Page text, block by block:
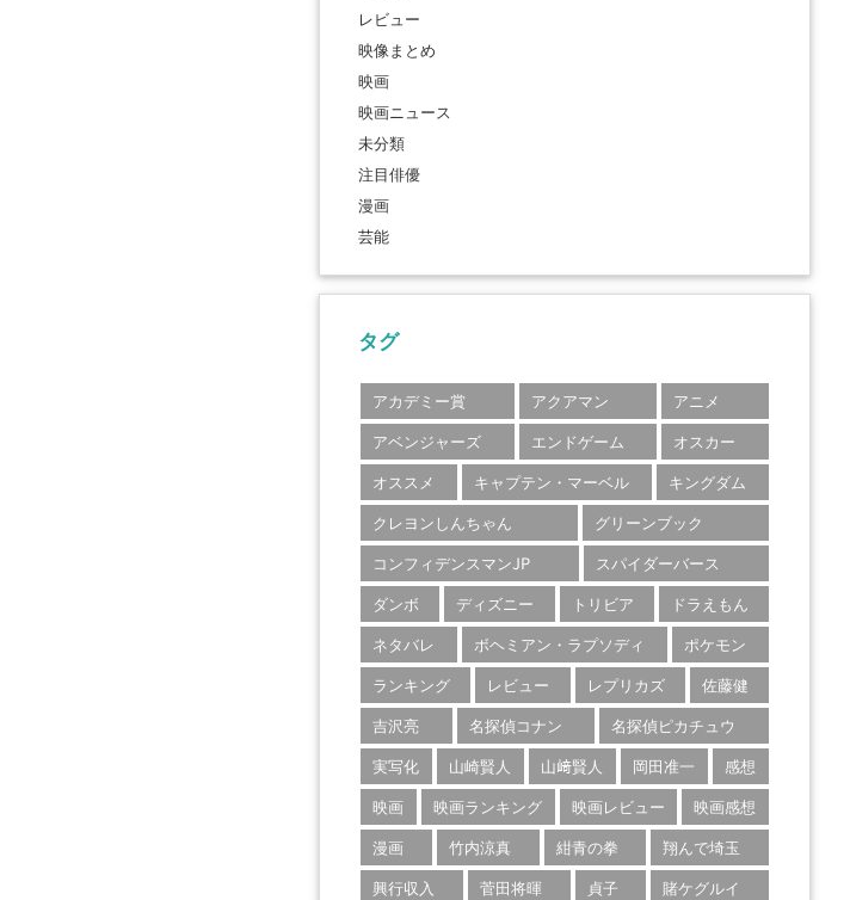
レビュー
映像まとめ
映画
映画ニュース
未分類
注目俳優
漫画
芸能
タグ
アカデミー賞 アクアマン
アニメ
アベンジャーズ
エンドゲーム
オスカー
オススメ
キャプテン・マーベル
キングダム
クレヨンしんちゃん
グリーンブック
コンフィデンスマンJP
スパイダーバース
ダンボ
ディズニー トリビア
ドラえもん
ネタバレ
ボヘミアン・ラプソディ
ポケモン
ランキング
レビュー レプリカズ
佐藤健
吉沢亮
名探偵コナン
名探偵ピカチュウ
実写化
山崎賢人 山﨑賢人 岡田准一
感想
映画
映画ランキング 映画レビュー
映画感想
漫画
竹内涼真 紺青の拳
翔んで埼玉
興行収入
菅田将暉 貞子 賭ケグルイ